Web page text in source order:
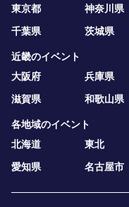
東京都
神奈川県
千葉県
茨城県
近畿のイベント
大阪府
兵庫県
滋賀県
和歌山県
各地域のイベント
北海道
東北
愛知県
名古屋市